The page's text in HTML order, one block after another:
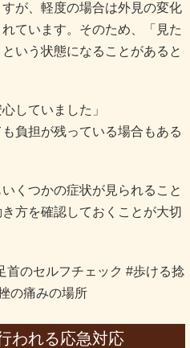
が、軽度の場合は外見の変化
ています。そのため、「見た
いう状態になることがあると
していました」
負担が残っている場合もある
くつかの症状が見られること
方を確認しておくことが大切
首のセルフチェック #歩ける捻
の痛みの場所
われる応急対応